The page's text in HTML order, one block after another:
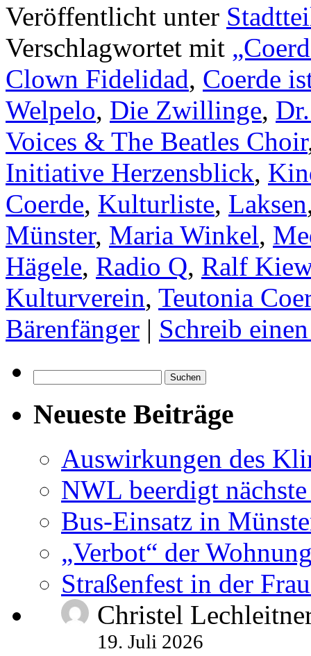
Veröffentlicht unter
Verschlagwortet mit
Clown Fidelidad, Coerde
Welpelo, Die Zwillinge,
Voices & The Beatles Choir
Initiative Herzensblick,
Coerde, Kulturliste, Laksen
Münster, Maria Winkel,
Hägele, Radio Q, Ralf
Kulturverein, Teutonia
Bärenfänger | Schreib
nach:
Neueste Beiträge
Auswirkungen des
NWL beerdigt
Bus-Einsatz in
„Verbot“ der
Straßenfest in der
Christel
19. Juli 2026